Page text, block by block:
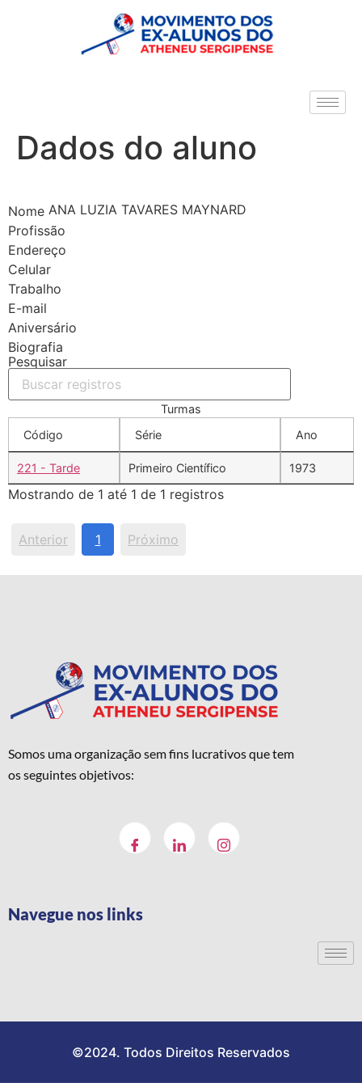
Dados do aluno
Nome ANA LUZIA TAVARES MAYNARD
Profissão
Endereço
Celular
Trabalho
E-mail
Aniversário
Biografia
Pesquisar
Turmas
Código
Série Ano
221 - Tarde Primeiro Científico 1973
Mostrando de 1 até 1 de 1 registros
Anterior 1 Próximo
Somos uma organização sem fins lucrativos que tem
os seguintes objetivos:
Navegue nos links
©2024. Todos Direitos Reservados